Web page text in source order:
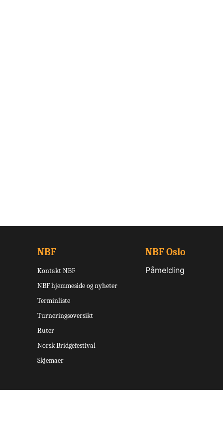
NBF
Kontakt NBF
NBF hjemmeside og nyheter
Terminliste
Turneringsoversikt
Ruter
Norsk Bridgefestival
Skjemaer
NBF Oslo
Påmelding